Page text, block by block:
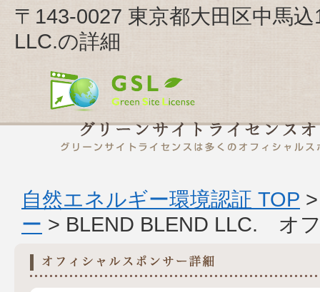
〒143-0027 東京都大田区中馬
LLC.の詳細
自然エネルギー環境認証 TOP
ー > BLEND BLEND LLC. オ